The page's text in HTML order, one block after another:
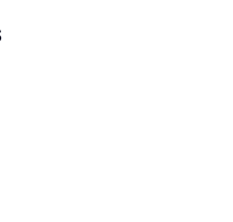
en este momento.)